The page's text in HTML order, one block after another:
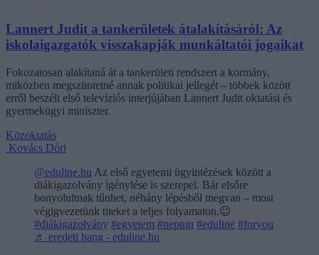
Lannert Judit a tankerületek átalakításáról: Az
iskolaigazgatók visszakapják munkáltatói jogaikat
Fokozatosan alakítaná át a tankerületi rendszert a kormány,
miközben megszüntetné annak politikai jellegét – többek között
erről beszélt első televíziós interjújában Lannert Judit oktatási és
gyermekügyi miniszter.
Közoktatás
Kovács Dóri
@eduline.hu Az első egyetemi ügyintézések között a
diákigazolvány igénylése is szerepel. Bár elsőre
bonyolultnak tűnhet, néhány lépésből megvan – most
végigvezetünk titeket a teljes folyamaton.😉
#diákigazolvány #egyetem #neptun #eduline #foryou
♬ eredeti hang - eduline.hu